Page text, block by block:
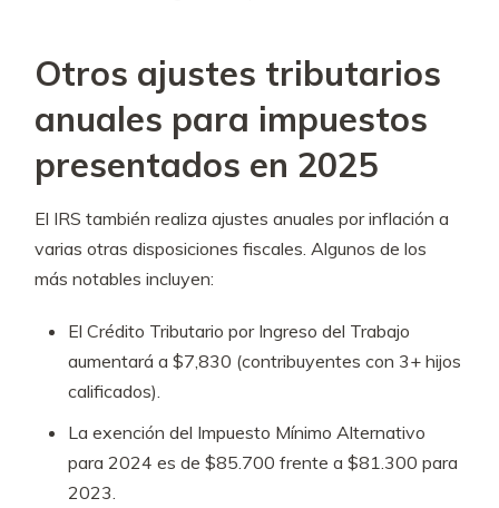
Otros ajustes tributarios
anuales para impuestos
presentados en 2025
El IRS también realiza ajustes anuales por inflación a
varias otras disposiciones fiscales. Algunos de los
más notables incluyen:
El Crédito Tributario por Ingreso del Trabajo
aumentará a $7,830 (contribuyentes con 3+ hijos
calificados).
La exención del Impuesto Mínimo Alternativo
para 2024 es de $85.700 frente a $81.300 para
2023.